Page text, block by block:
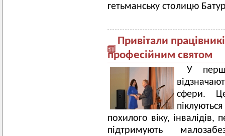
гетьманську столицю
Привітали
професійним святом
У
сфери.
похилого віку, інвалідів,
підтримують